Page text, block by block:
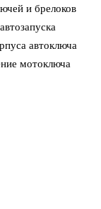
и брелоков
автоключа
мотоключа